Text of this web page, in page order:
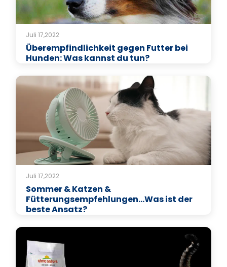
Juli 17,2022
Überempfindlichkeit gegen Futter bei
Hunden: Was kannst du tun?
Juli 17,2022
Sommer & Katzen &
Fütterungsempfehlungen…Was ist der
beste Ansatz?